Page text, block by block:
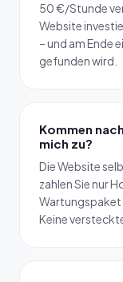
50 €/Stunde
Website
– und am Ende
gefunden wird.
Kommen
mich zu?
Die Website
zahlen Sie nur
Wartungspaket
Keine